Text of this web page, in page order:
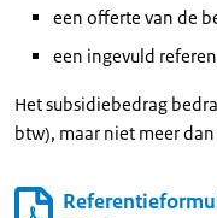
een offerte van de
een ingevuld
Het subsidiebedrag
btw), maar niet meer